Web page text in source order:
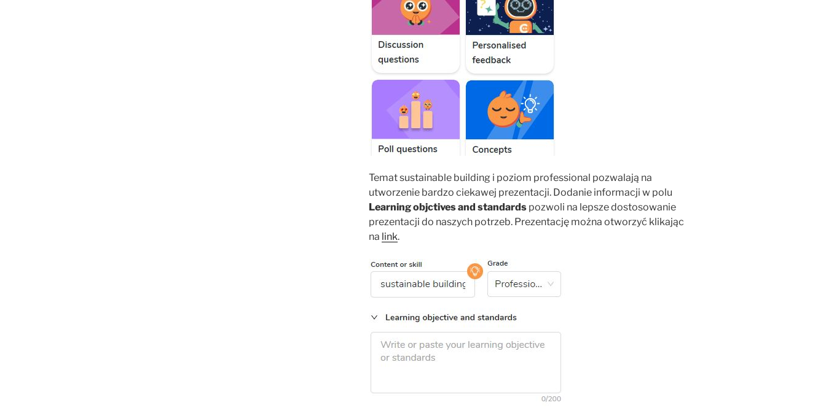
Temat sustainable building i poziom professional pozwalają na
utworzenie bardzo ciekawej prezentacji. Dodanie informacji w polu
Learning objctives and standardspozwoli na lepsze dostosowanie
prezentacji do naszych potrzeb. Prezentację można otworzyć klikając
na link.